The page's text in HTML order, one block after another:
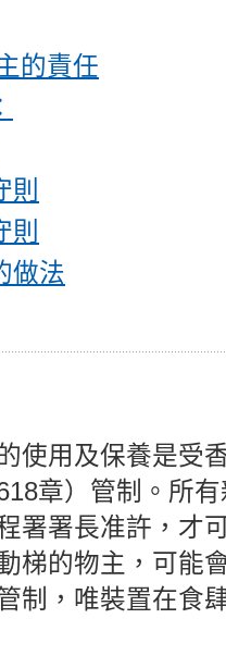
的責任
則
則
做法
使用及保養是受
章）管制。所
署署長准許，才
梯的物主，可能
制，唯裝置在食